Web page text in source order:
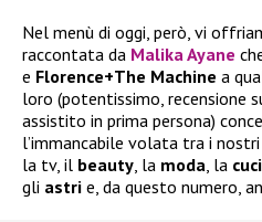
Nel menù di oggi, però, vi
raccontata da Malika Ayane
e Florence+The Machine a
loro (potentissimo, recensione
assistito in prima persona)
l’immancabile volata tra i
la tv, il beauty , la moda , la
gli astri e, da questo numero,